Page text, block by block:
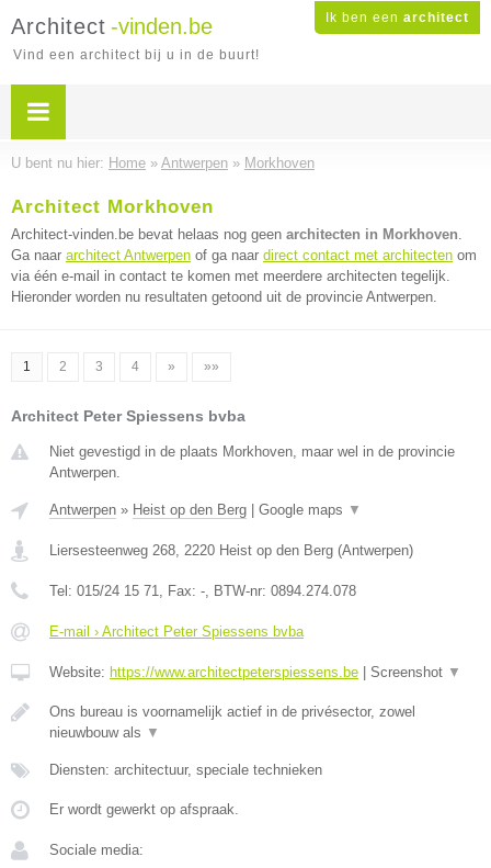
Ik ben een architect
Architect -vinden.be
Vind een architect bij u in de buurt!
U bent nu hier: Home » Antwerpen » Morkhoven
Architect Morkhoven
Architect-vinden.be bevat helaas nog geen architecten in Morkhoven.
Ga naar architect Antwerpen of ga naar direct contact met architecten om
via één e-mail in contact te komen met meerdere architecten tegelijk.
Hieronder worden nu resultaten getoond uit de provincie Antwerpen.
1 2 3 4 » »»
Architect Peter Spiessens bvba
Niet gevestigd in de plaats Morkhoven, maar wel in de provincie
Antwerpen.
Antwerpen » Heist op den Berg Google maps ▼
Liersesteenweg 268, 2220 Heist op den Berg (Antwerpen)
Tel: 015/24 15 71, Fax: -, BTW-nr: 0894.274.078
E-mail › Architect Peter Spiessens bvba
Website: https://www.architectpeterspiessens.be Screenshot ▼
Ons bureau is voornamelijk actief in de privésector, zowel
nieuwbouw als ▼
Diensten: architectuur, speciale technieken
Er wordt gewerkt op afspraak.
Sociale media: